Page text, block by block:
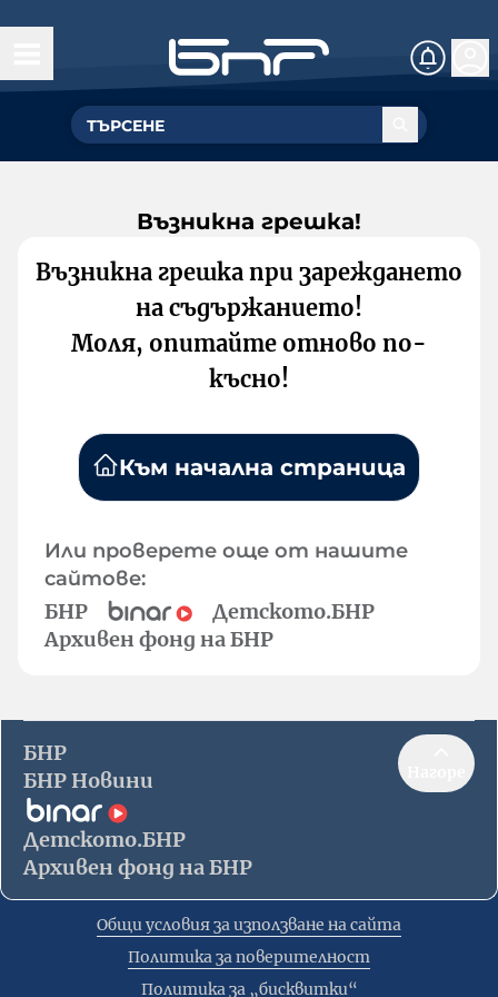
Възникна грешка!
Възникна грешка при зареждането
на съдържанието!
Моля, опитайте отново по-
късно!
Към начална страница
Или проверете още от нашите
сайтове:
БНР
Детското.БНР
Архивен фонд на БНР
БНР
БНР Новини
Детското.БНР
Архивен фонд на БНР
Общи условия за използване на сайта
Политика за поверителност
Политика за „бисквитки“